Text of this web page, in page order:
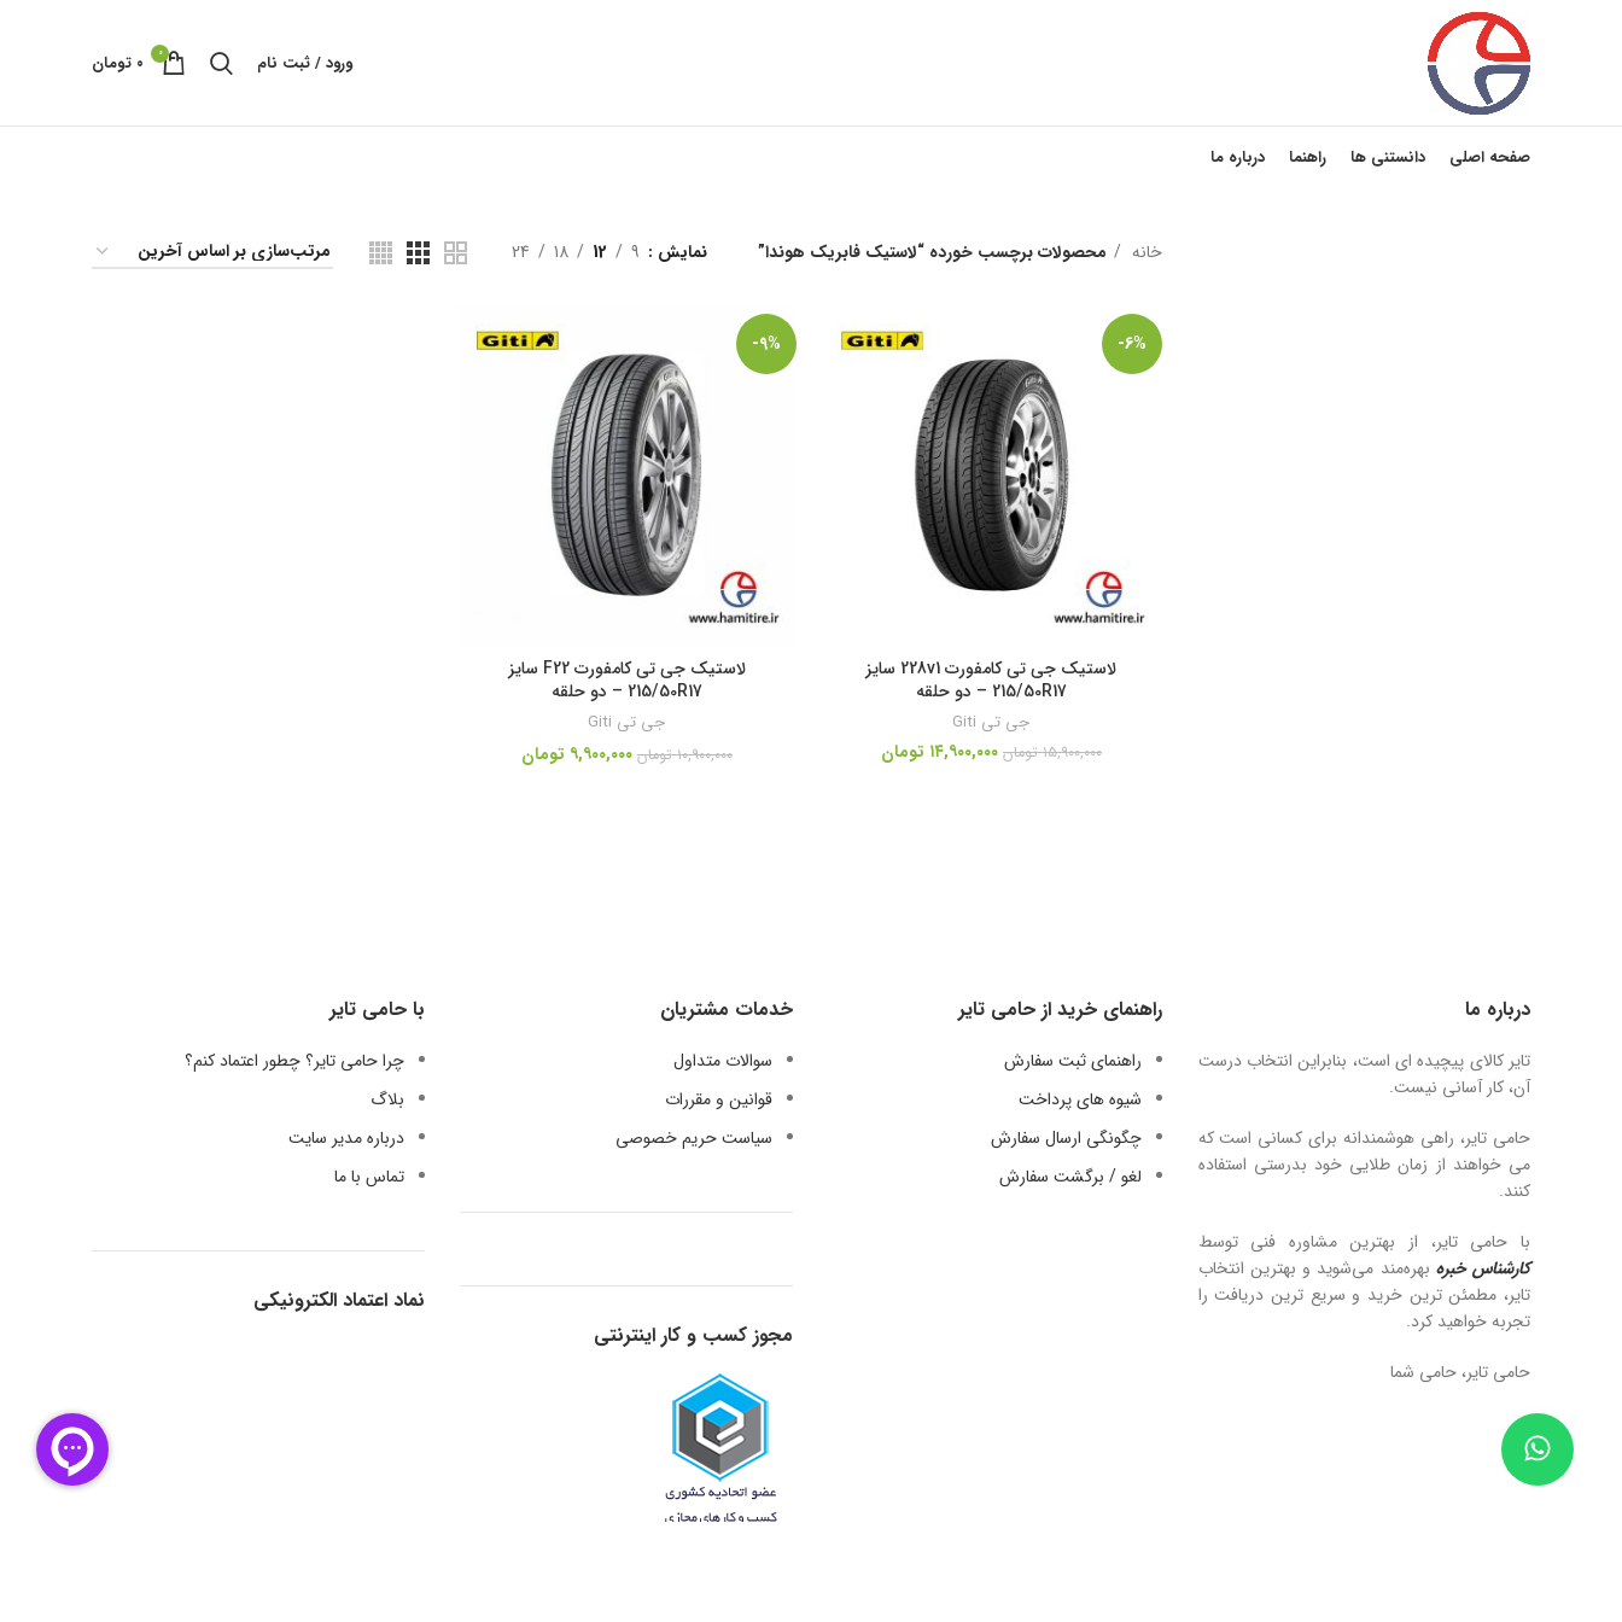
ورود / ثبت نام 0 ۰ تومان
صفحه اصلی دانستنی ها راهنما درباره ما
خانه محصولات برچسب خورده “لاستیک فابریک هوندا” نمایش 9
12
18
24
-6%
لاستیک جی تی کامفورت 228v1 سایز
215/50R17 – دو حلقه
جی تی Giti
۱۵,۹۰۰,۰۰۰ تومان ۱۴,۹۰۰,۰۰۰ تومان
-9%
لاستیک جی تی کامفورت F22 سایز
215/50R17 – دو حلقه
جی تی Giti
۱۰,۹۰۰,۰۰۰ تومان ۹,۹۰۰,۰۰۰ تومان
درباره ما
تایر کالای پیچیده ای است، بنابراین انتخاب درست
آن، کار آسانی نیست.
حامی تایر، راهی هوشمندانه برای کسانی است که
می خواهند از زمان طلایی خود بدرستی استفاده
کنند.
با حامی تایر، از بهترین مشاوره فنی توسط
کارشناس خبره بهره‌مند می‌شوید و بهترین انتخاب
تایر، مطمئن ترین خرید و سریع ترین دریافت را
تجربه خواهید کرد.
حامی تایر، حامی شما
راهنمای خرید از حامی تایر
راهنمای ثبت سفارش
شیوه های پرداخت
چگونگی ارسال سفارش
لغو / برگشت سفارش
خدمات مشتریان
سوالات متداول
قوانین و مقررات
سیاست حریم خصوصی
مجوز کسب و کار اینترنتی
با حامی تایر
چرا حامی تایر؟ چطور اعتماد کنم؟
بلاگ
درباره مدیر سایت
تماس با ما
نماد اعتماد الکترونیکی